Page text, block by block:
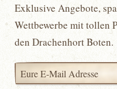
Exklusive Angebote,
Wettbewerbe mit tollen
den Drachenhort Boten.